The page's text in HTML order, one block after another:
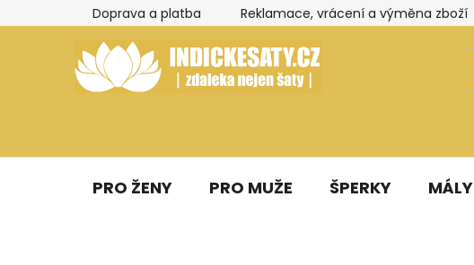
na
Doprava a platba Reklamace, vrácení a výměna zboží
PRO ŽENY PRO MUŽE ŠPERKY MÁLY